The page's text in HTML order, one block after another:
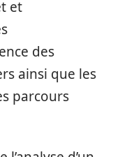
et
des
ainsi que les
parcours